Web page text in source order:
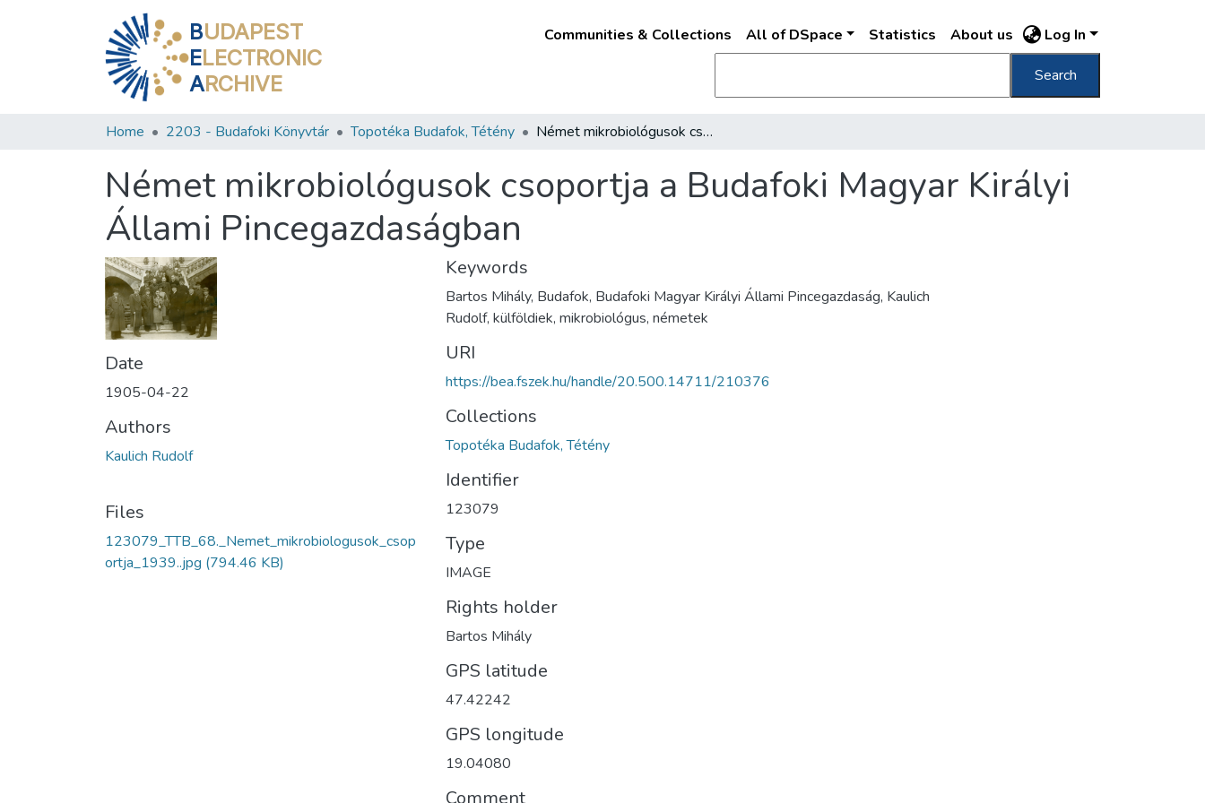
BUDAPEST
ELECTRONIC
ARCHIVE
Communities & Collections All of DSpace Statistics About us Log In
Search
Home 2203 - Budafoki Könyvtár Topotéka Budafok, Tétény Német mikrobiológusok csoportja a Budafoki Magyar Királyi Állami Pincegazdaságban
Német mikrobiológusok csoportja a Budafoki Magyar Királyi
Állami Pincegazdaságban
Date
1905-04-22
Authors
Kaulich Rudolf
Files
123079_TTB_68._Nemet_mikrobiologusok_csop
ortja_1939..jpg (794.46 KB)
Keywords
Bartos Mihály, Budafok, Budafoki Magyar Királyi Állami Pincegazdaság, Kaulich
Rudolf, külföldiek, mikrobiológus, németek
URI
https://bea.fszek.hu/handle/20.500.14711/210376
Collections
Topotéka Budafok, Tétény
Identifier
123079
Type
IMAGE
Rights holder
Bartos Mihály
GPS latitude
47.42242
GPS longitude
19.04080
Comment